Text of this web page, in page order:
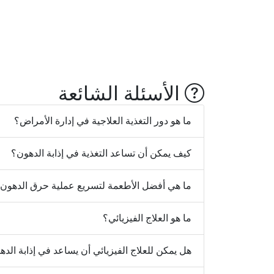
الأسئلة الشائعة
ما هو دور التغذية العلاجية في إدارة الأمراض؟
كيف يمكن أن تساعد التغذية في إذابة الدهون؟
ما هي أفضل الأطعمة لتسريع عملية حرق
ما هو العلاج الفيزيائي؟
هل يمكن للعلاج الفيزيائي أن يساعد في إذابة